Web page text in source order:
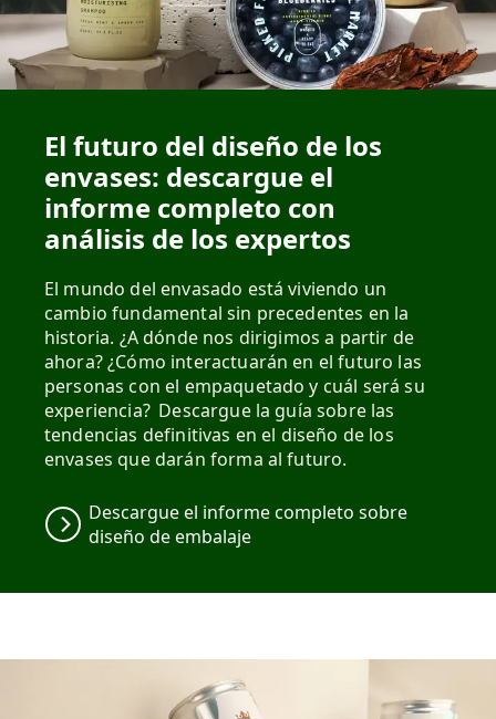
El futuro del diseño de los
envases: descargue el
informe completo con
análisis de los expertos
El mundo del envasado está viviendo un
cambio fundamental sin precedentes en la
historia. ¿A dónde nos dirigimos a partir de
ahora? ¿Cómo interactuarán en el futuro las
personas con el empaquetado y cuál será su
experiencia? Descargue la guía sobre las
tendencias definitivas en el diseño de los
envases que darán forma al futuro.
Descargue el informe completo sobre
diseño de embalaje